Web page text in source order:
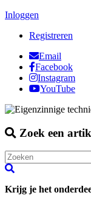
Inloggen
Registreren
Email
Facebook
Instagram
YouTube
Zoek een
Krijg je het